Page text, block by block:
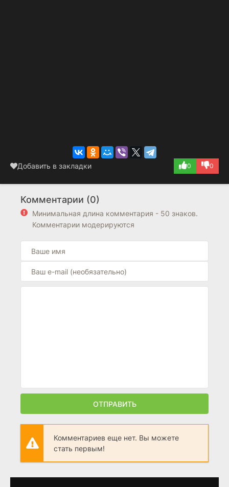
Добавить в закладки 0 0
Комментарии (0)
Минимальная длина комментария - 50 знаков.
Комментарии модерируются
ОТПРАВИТЬ
Комментариев еще нет. Вы можете
стать первым!